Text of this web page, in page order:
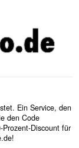
Ein Service, den
den Code
Discount für